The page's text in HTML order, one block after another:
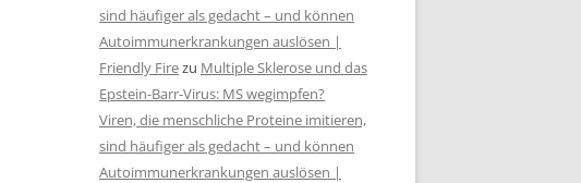
sind häufiger als gedacht – und können
Autoimmunerkrankungen auslösen |
Friendly Firezu Multiple Sklerose und das
Epstein-Barr-Virus: MS wegimpfen?
Viren, die menschliche Proteine imitieren,
sind häufiger als gedacht – und können
Autoimmunerkrankungen auslösen |